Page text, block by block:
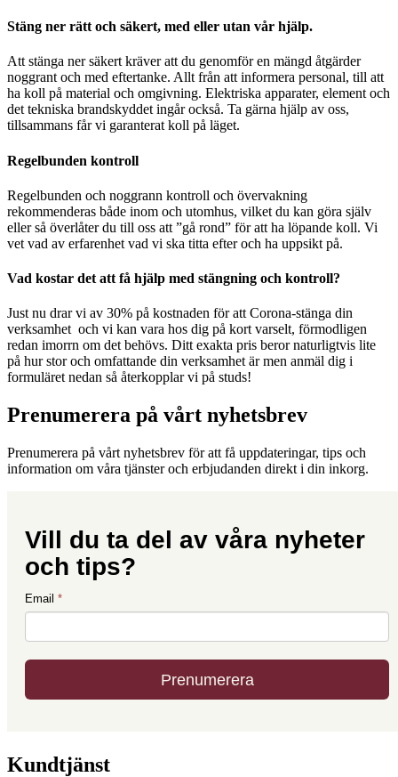
Stäng ner rätt och säkert, med eller utan vår hjälp.
Att stänga ner säkert kräver att du genomför en mängd åtgärder
noggrant och med eftertanke. Allt från att informera personal, till att
ha koll på material och omgivning. Elektriska apparater, element och
det tekniska brandskyddet ingår också. Ta gärna hjälp av oss,
tillsammans får vi garanterat koll på läget.
Regelbunden kontroll
Regelbunden och noggrann kontroll och övervakning
rekommenderas både inom och utomhus, vilket du kan göra själv
eller så överlåter du till oss att ”gå rond” för att ha löpande koll. Vi
vet vad av erfarenhet vad vi ska titta efter och ha uppsikt på.
Vad kostar det att få hjälp med stängning och kontroll?
Just nu drar vi av 30% på kostnaden för att Corona-stänga din
verksamhet och vi kan vara hos dig på kort varselt, förmodligen
redan imorrn om det behövs. Ditt exakta pris beror naturligtvis lite
på hur stor och omfattande din verksamhet är men anmäl dig i
formuläret nedan så återkopplar vi på studs!
Prenumerera på vårt nyhetsbrev
Prenumerera på vårt nyhetsbrev för att få uppdateringar, tips och
information om våra tjänster och erbjudanden direkt i din inkorg.
Kundtjänst